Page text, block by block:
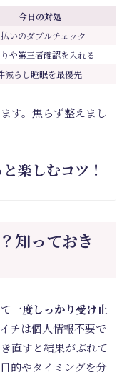
今日の対処
いのダブルチェック
や第三者確認を入れる
減らし睡眠を最優先
す。焦らず整えまし
楽しむコツ！
知っておき
一度しっかり受け止
チは個人情報不要で
直すと結果がぶれて
的やタイミングを分